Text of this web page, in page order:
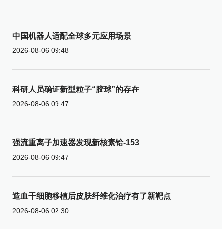
中国机器人适配全球多元应用场景
2026-08-06 09:48
科研人员确证新型粒子“胶球”的存在
2026-08-06 09:47
强流重离子加速器发现新核素铪-153
2026-08-06 09:47
造血干细胞移植后皮肤纤维化治疗有了新靶点
2026-08-06 02:30